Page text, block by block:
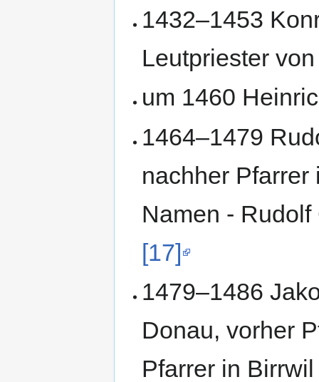
1432–1453
Leutpriester
um 1460
1464–1479
nachher
Namen -
[17]
1479–1486
Donau, vorher
Pfarrer in